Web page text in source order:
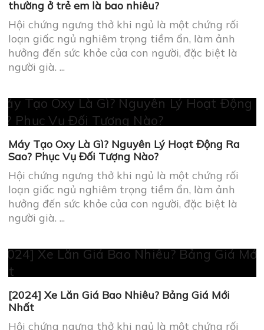
Hội chứng ngưng thở khi ngủ là một chứng rối
loạn giấc ngủ nghiêm trọng tiềm ẩn, làm ảnh
hưởng đến sức khỏe của con người, đặc biệt là
người già. ...
Máy Tạo Oxy Là Gì? Nguyên Lý Hoạt Động Ra
Sao? Phục Vụ Đối Tượng Nào?
loạn giấc ngủ nghiêm trọng tiềm ẩn, làm ảnh
hưởng đến sức khỏe của con người, đặc biệt là
người già. ...
[2024] Xe Lăn Giá Bao Nhiêu? Bảng Giá Mới
Hội chứng ngưng thở khi ngủ là một chứng rối
loạn giấc ngủ nghiêm trọng tiềm ẩn, làm ảnh
người già. ...